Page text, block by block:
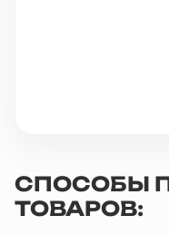
СПОСОБЫ
ТОВАРОВ: